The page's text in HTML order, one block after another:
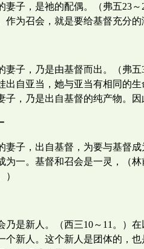
妻子，是祂的配偶。（弗五23
作为召会，就是要给基督充分
妻子，乃是由基督而出。（弗
出自亚当，她与亚当有相同的
子，乃是出自基督的纯产物。
妻子，出自基督，为要与基督
为一。基督和召会是一灵，（
乃是新人。（西三10～11。）
个新人。这个新人是团体的，